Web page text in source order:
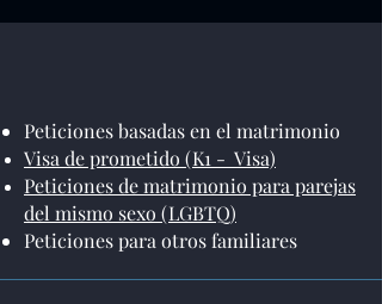
Peticiones basadas en el matrimonio
Visa de prometido (K1 - Visa)
Peticiones de matrimonio para parejas
del mismo sexo (LGBTQ)
Peticiones para otros familiares